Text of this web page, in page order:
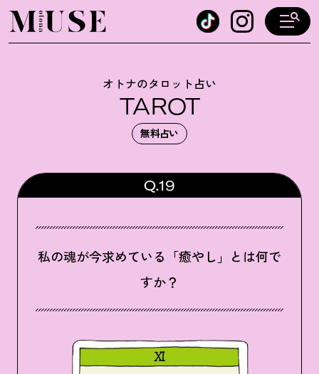
オトナミューズ ウェブ
オトナのタロット占い
TAROT
無料占い
Q.19
私の魂が今求めている「癒やし」とは何で
すか？